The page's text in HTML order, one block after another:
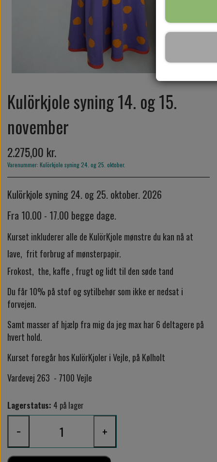
KLAR PARAT
SYKURSER
Kulörkjole syning 14. og 15.
november
2.275,00 kr.
Varenummer: Kulörkjole syning 24. og 25. oktober.
Kulörkjole syning 24. og 25. oktober. 2026
Fra 10.00 - 17.00 begge dage.
Kurset inkluderer alle de KulörKjole mønstre du kan nå at
lave, frit forbrug af mønsterpapir.
Frokost, the, kaffe , frugt og lidt til den søde tand
Du får 10% på stof og sytilbehør som ikke er nedsat i
forvejen.
Samt masser af hjælp fra mig da jeg max har 6 deltagere på
hvert hold.
Kurset foregår hos KulörKjoler i Vejle, på Kølholt
Vardevej 263 - 7100 Vejle
Lagerstatus: 4 på lager
− +